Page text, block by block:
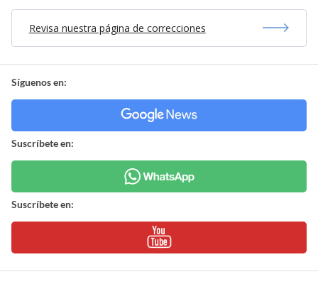
Revisa nuestra página de correcciones
Síguenos en:
Suscríbete en:
Suscríbete en: